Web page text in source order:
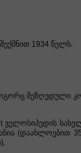
1934 წელს.
შეზღუდული
(დაახლოებით